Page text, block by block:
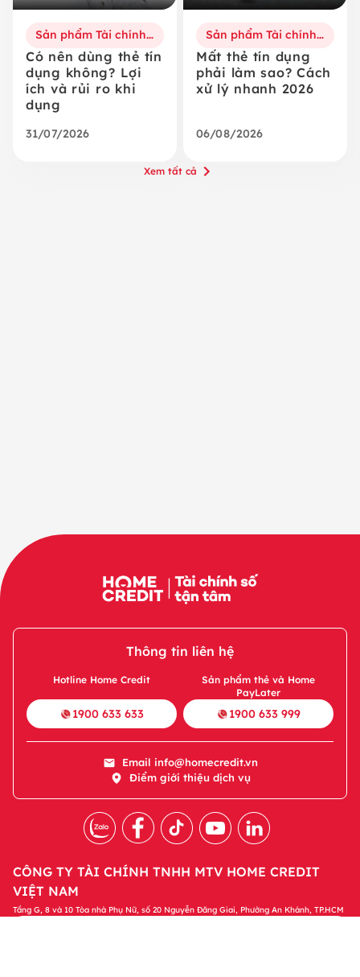
Sản phẩm Tài chính số
Có nên dùng thẻ tín
dụng không? Lợi
ích và rủi ro khi
dụng
31/07/2026
Sản phẩm Tài chính số
Mất thẻ tín dụng
phải làm sao? Cách
xử lý nhanh 2026
06/08/2026
Xem tất cả
Thông tin liên hệ
Hotline Home Credit
1900 633 633
Sản phẩm thẻ và Home
PayLater
1900 633 999
Email info@homecredit.vn
Điểm giới thiệu dịch vụ
CÔNG TY TÀI CHÍNH TNHH MTV HOME CREDIT
VIỆT NAM
Tầng G, 8 và 10 Tòa nhà Phụ Nữ, số 20 Nguyễn Đăng Giai, Phường An Khánh, TP.HCM